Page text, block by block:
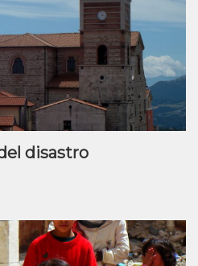
disastro